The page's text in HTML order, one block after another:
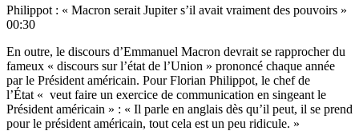
Philippot : « Macron serait Jupiter s’il avait vraiment des pouvoirs »
00:30
En outre, le discours d’Emmanuel Macron devrait se rapprocher du
fameux « discours sur l’état de l’Union » prononcé chaque année
par le Président américain. Pour Florian Philippot, le chef de
l’État « veut faire un exercice de communication en singeant le
Président américain » : « Il parle en anglais dès qu’il peut, il se prend
pour le président américain, tout cela est un peu ridicule. »